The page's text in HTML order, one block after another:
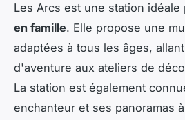
Les Arcs est une station idéale
en famille. Elle propose une
adaptées à tous les âges,
d'aventure aux ateliers de
La station est également
enchanteur et ses panoramas